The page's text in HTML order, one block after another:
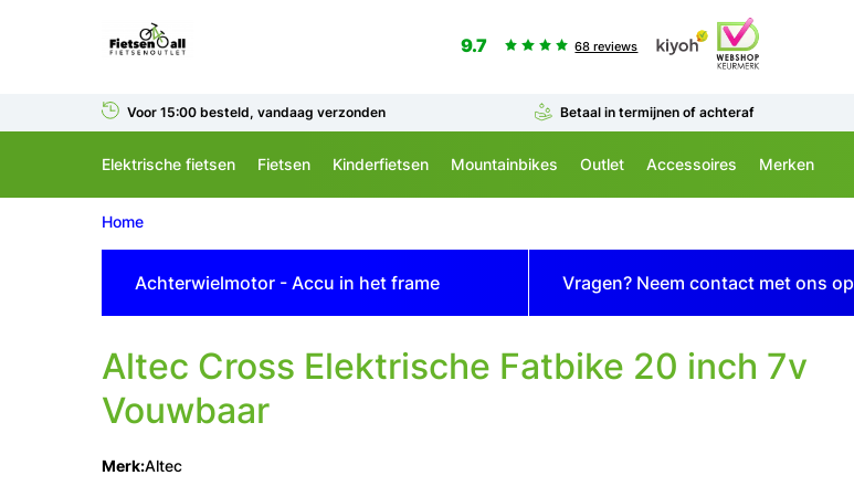
9.7 68 reviews
Voor 15:00 besteld, vandaag verzonden Betaal in termijnen of achteraf
Elektrische fietsen Fietsen Kinderfietsen Mountainbikes Outlet Accessoires Merken
Home
Achterwielmotor - Accu in het frame Vragen? Neem contact met ons op
Altec Cross Elektrische Fatbike 20 inch 7v
Vouwbaar
Merk:Altec